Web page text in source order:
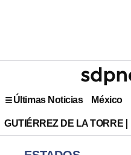
Últimas Noticias México
GUTIÉRREZ DE LA TORRE